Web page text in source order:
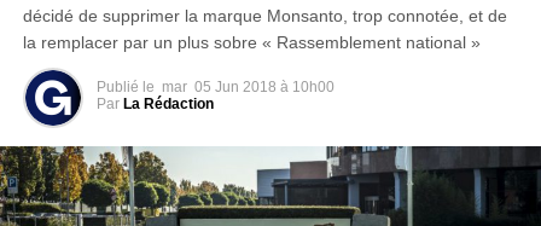
décidé de supprimer la marque Monsanto, trop connotée, et de
la remplacer par un plus sobre « Rassemblement national »
Publié le mar 05 Jun 2018 à 10h00
Par La Rédaction